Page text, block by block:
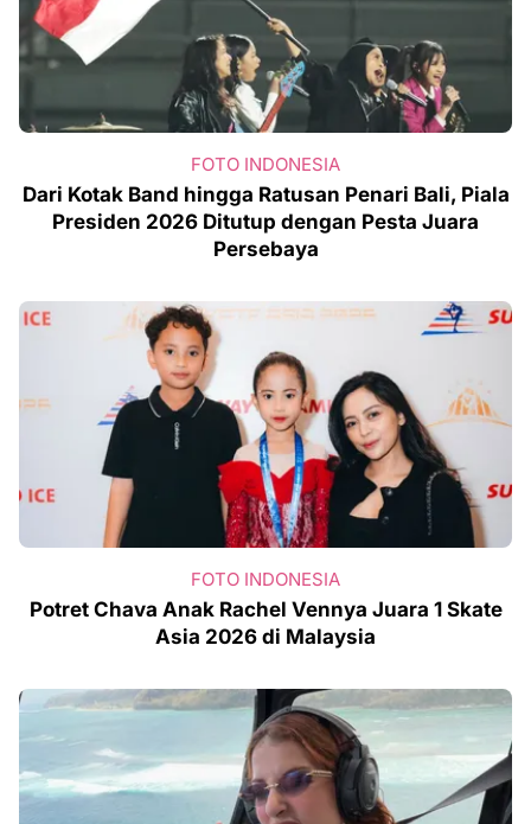
FOTO INDONESIA
Dari Kotak Band hingga Ratusan Penari Bali, Piala
Presiden 2026 Ditutup dengan Pesta Juara
Persebaya
FOTO INDONESIA
Potret Chava Anak Rachel Vennya Juara 1 Skate
Asia 2026 di Malaysia